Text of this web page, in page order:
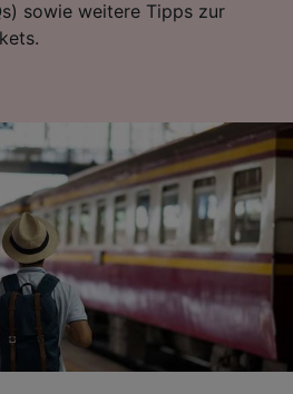
sowie weitere Tipps zur
Standortdaten.
und Inhalte, Messung
und der Performance von
sowie
von